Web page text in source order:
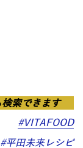
検索できます
#VITAFOOD
#平田未来レシピ